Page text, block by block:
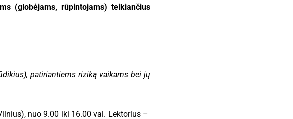
(globėjams, rūpintojams) teikiančius
patiriantiems riziką vaikams bei jų
nuo 9.00 iki 16.00 val. Lektorius –